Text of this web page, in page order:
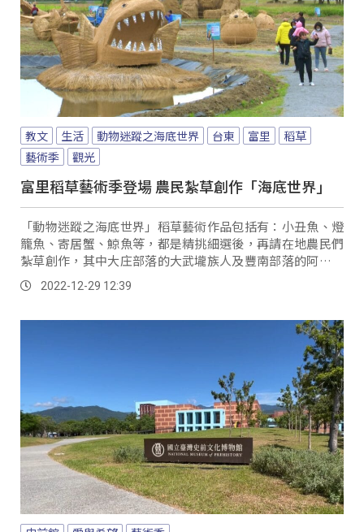
教文 生活 動物迷蹤之海底世界 台東 富里
稻草
藝術季
觀光
富里稻草藝術季登場 農民紮草創作「海底世界」
「動物迷蹤之海底世界」稻草藝術作品包括有：小丑魚、燈
籠魚、寄居蟹、鯨魚等，都是精挑細選後，再請在地農民們
紮草創作，其中大庄部落的大武壠族人及豐南部落的阿美族
人，特別創作出可愛的龍蝦、龐大的鯨魚及凶猛的...。
2022-12-29 12:39